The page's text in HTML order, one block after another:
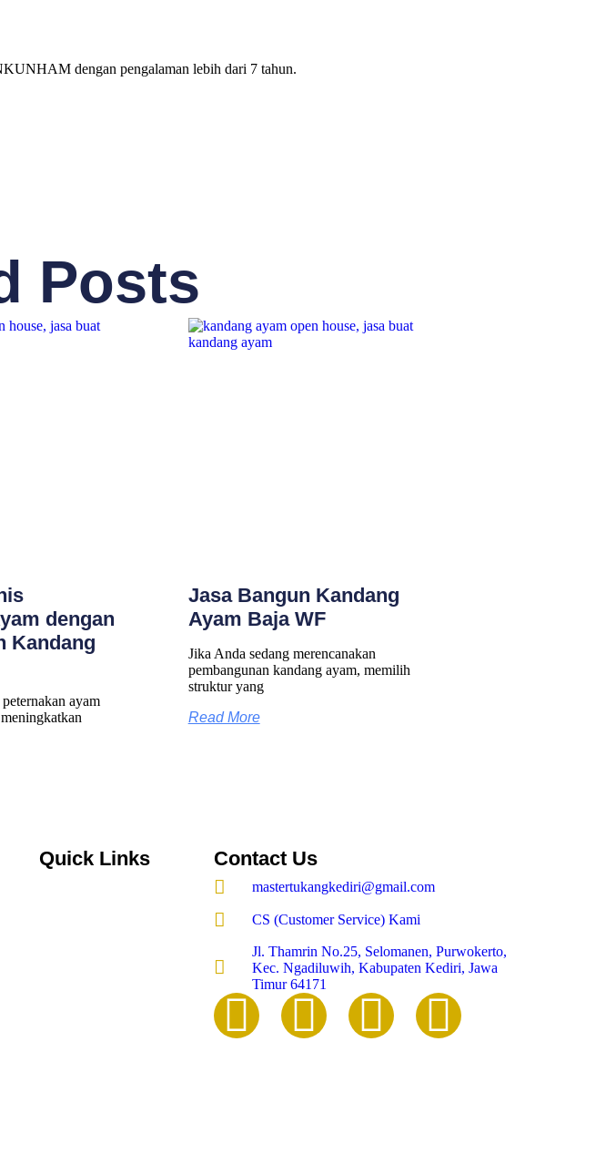
dengan pengalaman lebih dari 7 tahun.
Posts
dengan
Kandang
ayam
Jasa Bangun Kandang
Ayam Baja WF
Jika Anda sedang merencanakan
pembangunan kandang ayam, memilih
struktur yang
Read More
Quick Links Contact Us
mastertukangkediri@gmail.com
CS (Customer Service) Kami
Jl. Thamrin No.25, Selomanen, Purwokerto,
Kec. Ngadiluwih, Kabupaten Kediri, Jawa
Timur 64171